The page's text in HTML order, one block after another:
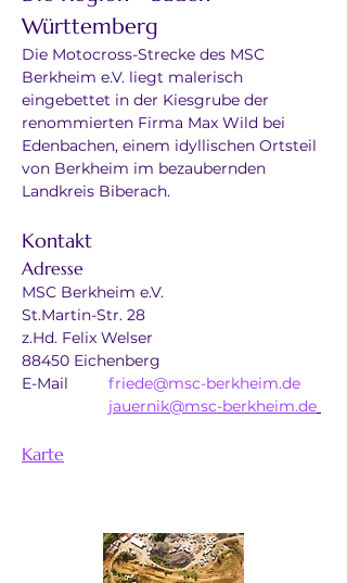
Württemberg
Die Motocross-Strecke des MSC
Berkheim e.V. liegt malerisch
eingebettet in der Kiesgrube der
renommierten Firma Max Wild bei
Edenbachen, einem idyllischen Ortsteil
von Berkheim im bezaubernden
Landkreis Biberach.
Kontakt
Adresse
MSC Berkheim e.V.
St.Martin-Str. 28
z.Hd. Felix Welser
88450 Eichenberg
friede@msc-berkheim.de
jauernik@msc-berkheim.de
Karte